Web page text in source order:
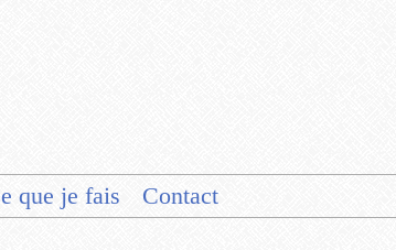
que je fais Contact